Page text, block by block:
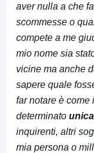
aver nulla a che
scommesse o
compete a me
mio nome sia
vicine ma anche
sapere quale
far notare è
determinato
inquirenti, altri
mia persona o